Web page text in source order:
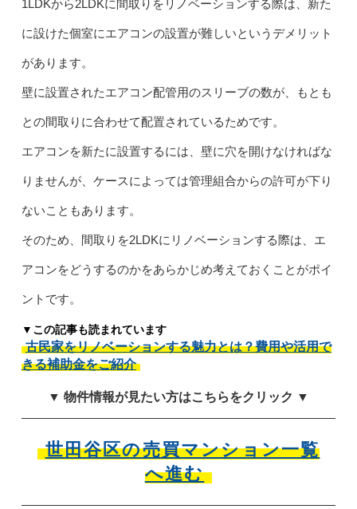
1LDKから2LDKに間取りをリノベーションする際は、新た
に設けた個室にエアコンの設置が難しいというデメリット
があります。
壁に設置されたエアコン配管用のスリーブの数が、もとも
との間取りに合わせて配置されているためです。
エアコンを新たに設置するには、壁に穴を開けなければな
りませんが、ケースによっては管理組合からの許可が下り
ないこともあります。
そのため、間取りを2LDKにリノベーションする際は、エ
アコンをどうするのかをあらかじめ考えておくことがポイ
ントです。
▼この記事も読まれています
古民家をリノベーションする魅力とは？費用や活用で
きる補助金をご紹介
▼ 物件情報が見たい方はこちらをクリック ▼
世田谷区の売買マンション一覧
へ進む